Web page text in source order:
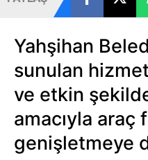
Yahşihan
sunulan
ve etkin
amacıyla araç
genişletmeye